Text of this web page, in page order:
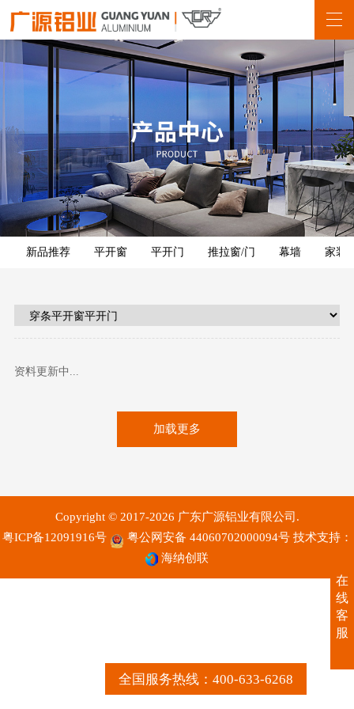
全国服务热线：400-633-6268
新品推荐 平开窗 平开门 推拉窗/门 幕墙 家装
资料更新中...
加载更多
Copyright © 2017-2026 广东广源铝业有限公司.
粤ICP备12091916号
粤公网安备 44060702000094号 技术支持：
海纳创联
在
线
客
服